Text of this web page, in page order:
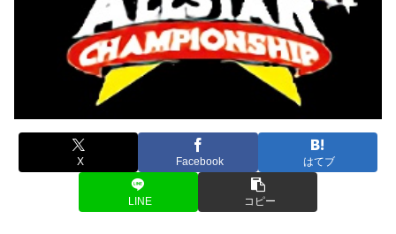
X Facebook はてブ
LINE コピー